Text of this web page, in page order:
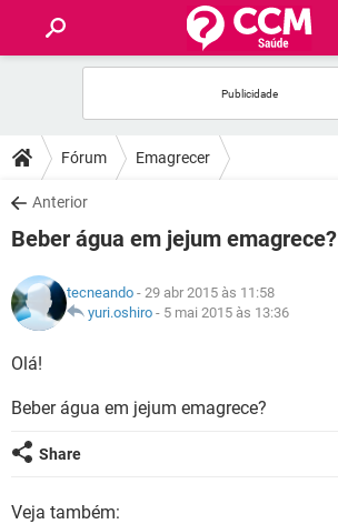
FÓRUM
SAÚDE
NUTRIÇÃO
BEM-ESTAR
Fórum Emagrecer
Anterior
Beber água em jejum emagrece?
tecneando - 29 abr 2015 às 11:58
yuri.oshiro - 5 mai 2015 às 13:36
Olá!
Beber água em jejum emagrece?
Share
Veja também: